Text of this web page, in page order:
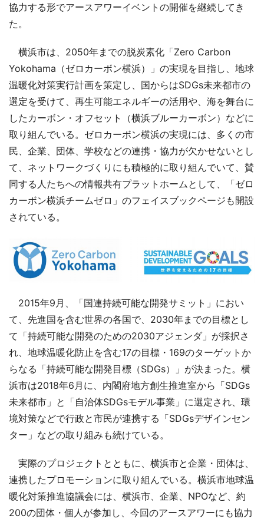
協力する形でアースアワーイベントの開催を継続してき
た。
横浜市は、2050年までの脱炭素化「Zero Carbon
Yokohama（ゼロカーボン横浜）」の実現を目指し、地球
温暖化対策実行計画を策定し、国からはSDGs未来都市の
選定を受けて、再生可能エネルギーの活用や、海を舞台に
したカーボン・オフセット（横浜ブルーカーボン）などに
取り組んでいる。ゼロカーボン横浜の実現には、多くの市
民、企業、団体、学校などの連携・協力が欠かせないとし
て、ネットワークづくりにも積極的に取り組んでいて、賛
同する人たちへの情報共有プラットホームとして、「ゼロ
カーボン横浜チームゼロ」のフェイスブックページも開設
されている。
2015年9月、「国連持続可能な開発サミット」におい
て、先進国を含む世界の各国で、2030年までの目標とし
て「持続可能な開発のための2030アジェンダ」が採択さ
れ、地球温暖化防止を含む17の目標・169のターゲットか
らなる「持続可能な開発目標（SDGs）」が決まった。横
浜市は2018年6月に、内閣府地方創生推進室から「SDGs
未来都市」と「自治体SDGsモデル事業」に選定され、環
境対策などで行政と市民が連携する「SDGsデザインセン
ター」などの取り組みも続けている。
実際のプロジェクトとともに、横浜市と企業・団体は、
連携したプロモーションに取り組んでいる。横浜市地球温
暖化対策推進協議会には、横浜市、企業、NPOなど、約
200の団体・個人が参加し、今回のアースアワーにも協力